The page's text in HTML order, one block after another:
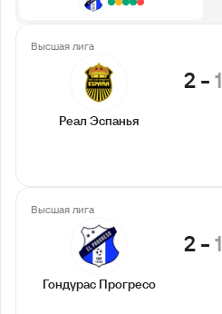
Высшая лига
Реал Эспанья
2-1
Высшая лига
Гондурас Прогресо
2-1